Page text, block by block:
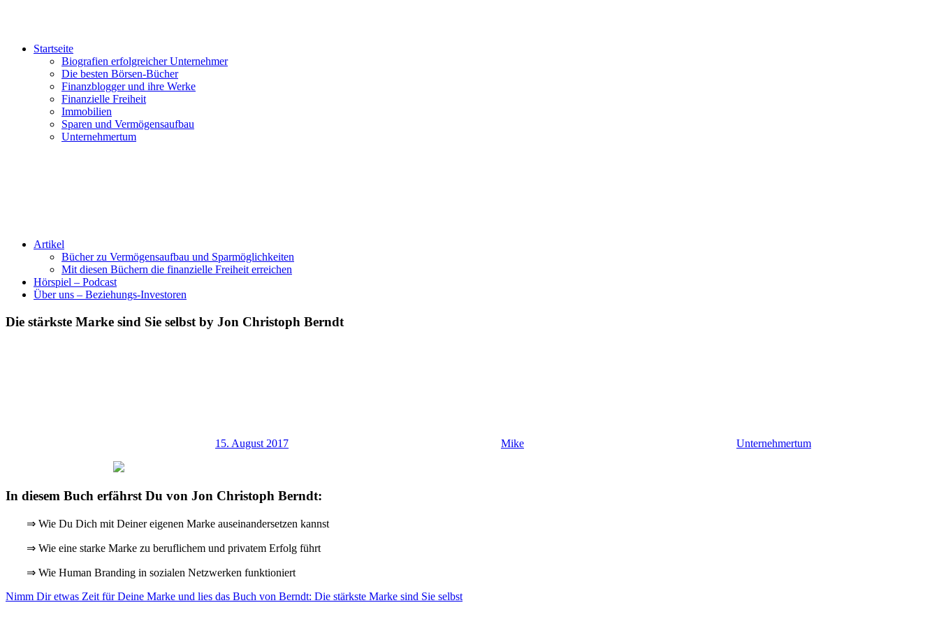
Startseite
Biografien erfolgreicher Unternehmer
Die besten Börsen-Bücher
Finanzblogger und ihre Werke
Finanzielle Freiheit
Immobilien
Sparen und Vermögensaufbau
Unternehmertum
Artikel
Bücher zu Vermögensaufbau und Sparmöglichkeiten
Mit diesen Büchern die finanzielle Freiheit erreichen
Hörspiel – Podcast
Über uns – Beziehungs-Investoren
Die stärkste Marke sind Sie selbst by Jon Christoph Berndt
15. August 2017 Mike Unternehmertum
In diesem Buch erfährst Du von Jon Christoph Berndt:
⇒ Wie Du Dich mit Deiner eigenen Marke auseinandersetzen kannst
⇒ Wie eine starke Marke zu beruflichem und privatem Erfolg führt
⇒ Wie Human Branding in sozialen Netzwerken funktioniert
Nimm Dir etwas Zeit für Deine Marke und lies das Buch von Berndt: Die stärkste Marke sind Sie selbst